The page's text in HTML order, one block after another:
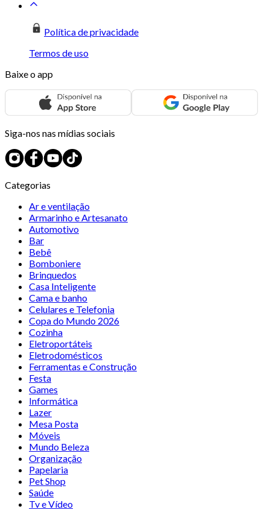
Política de privacidade
Termos de uso
Baixe o app
Siga-nos nas mídias sociais
Categorias
Ar e ventilação
Armarinho e Artesanato
Automotivo
Bar
Bebê
Bomboniere
Brinquedos
Casa Inteligente
Cama e banho
Celulares e Telefonia
Copa do Mundo 2026
Cozinha
Eletroportáteis
Eletrodomésticos
Ferramentas e Construção
Festa
Games
Informática
Lazer
Mesa Posta
Móveis
Mundo Beleza
Organização
Papelaria
Pet Shop
Saúde
Tv e Vídeo